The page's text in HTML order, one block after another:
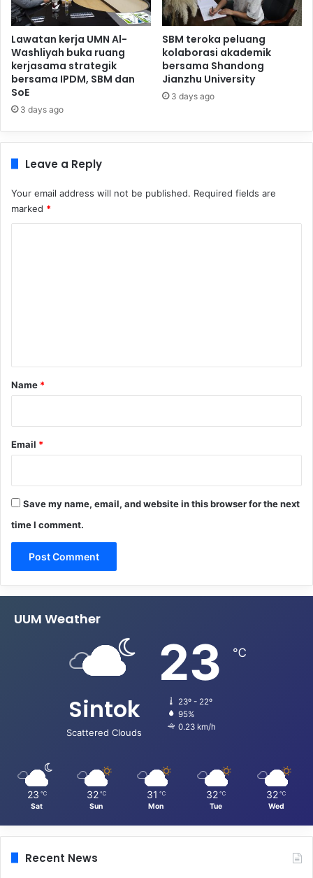
Lawatan kerja UMN Al-
Washliyah buka ruang
kerjasama strategik
bersama IPDM, SBM dan
SoE
3 days ago
SBM teroka peluang
kolaborasi akademik
bersama Shandong
Jianzhu University
3 days ago
Leave a Reply
Your email address will not be published. Required fields are
marked *
*
Name *
Email *
Save my name, email, and website in this browser for the next
time I comment.
UUM Weather
Sintok
Scattered Clouds
23 ℃
23º - 22º
95%
0.23 km/h
23 ℃
Sat
32 ℃
Sun
31 ℃
Mon
32 ℃
Tue
32 ℃
Wed
Recent News